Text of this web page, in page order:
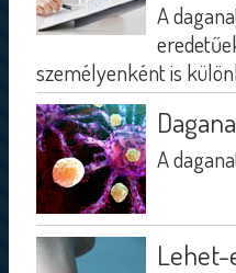
A
személyenként is
A
Lehet-